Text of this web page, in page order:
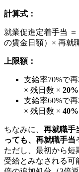
計算式：
就業促進定着手当
の賃金日額）× 再就
上限額：
支給率70%で
× 残日数 × 20%
支給率60%で
× 残日数 × 40%
ちなみに、 再就職手
っても、再就職手
ただし、最初から短
受給とみなされる可